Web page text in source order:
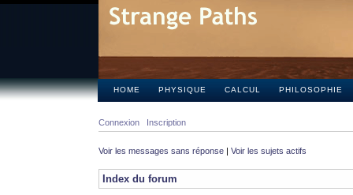
HOME PHYSIQUE CALCUL PHILOSOPHIE
Connexion Inscription
Voir les messages sans réponse | Voir les sujets actifs
Index du forum